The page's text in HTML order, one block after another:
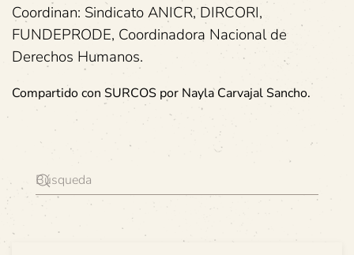
Coordinan: Sindicato ANICR, DIRCORI,
FUNDEPRODE, Coordinadora Nacional de
Derechos Humanos.
Compartido con SURCOS por Nayla Carvajal Sancho.